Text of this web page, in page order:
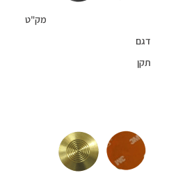
מק"ט
דגם
תקן